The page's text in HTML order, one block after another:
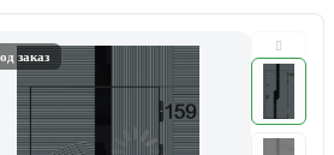
заказ